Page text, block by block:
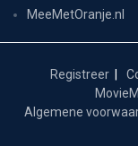
MeeMetOranje.nl
Registreer
Algemene